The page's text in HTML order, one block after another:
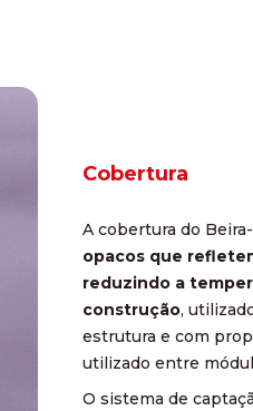
Cobertura
A cobertura do
opacos que
reduzindo a
construção,
estrutura e com
utilizado entre
O sistema de